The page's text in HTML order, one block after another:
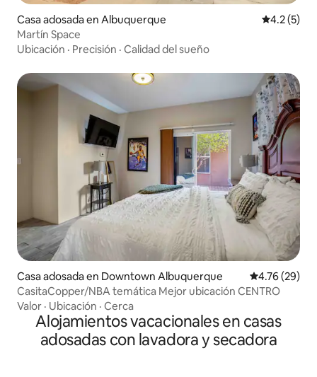
Casa adosada en Albuquerque
4.2 (5)
Martín Space
Ubicación · Precisión · Calidad del sueño
Casa adosada en Downtown Albuquerque Calificación
4.76 (29)
CasitaCopper/NBA temática Mejor ubicación CENTRO
Valor · Ubicación · Cerca
Alojamientos vacacionales en casas
adosadas con lavadora y secadora